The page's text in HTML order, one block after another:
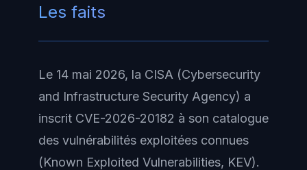
Les faits
Le 14 mai 2026, la CISA (Cybersecurity
and Infrastructure Security Agency) a
inscrit CVE-2026-20182 à son catalogue
des vulnérabilités exploitées connues
(Known Exploited Vulnerabilities, KEV).